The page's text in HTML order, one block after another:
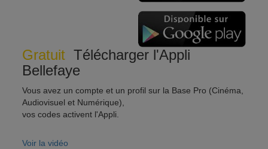
Gratuit Télécharger l'Appli
Bellefaye
Vous avez un compte et un profil sur la Base Pro (Cinéma,
Audiovisuel et Numérique),
vos codes activent l'Appli.
Voir la vidéo